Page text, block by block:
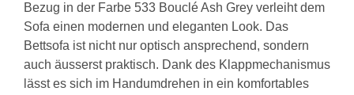
Bezug in der Farbe 533 Bouclé Ash Grey verleiht dem
Sofa einen modernen und eleganten Look. Das
Bettsofa ist nicht nur optisch ansprechend, sondern
auch äusserst praktisch. Dank des Klappmechanismus
lässt es sich im Handumdrehen in ein komfortables